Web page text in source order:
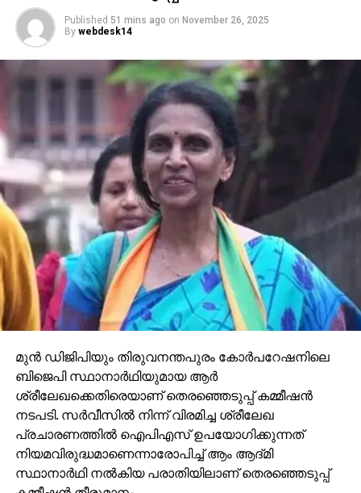
Published 51 mins ago on November 26, 2025
By webdesk14
മുൻ ഡിജിപിയും തിരുവനന്തപുരം കോർപറേഷനിലെ
ബിജെപി സ്ഥാനാർഥിയുമായ ആർ
ശ്രീലേഖക്കെതിരെയാണ് തെരഞ്ഞെടുപ്പ് കമ്മീഷൻ
നടപടി. സർവീസിൽ നിന്ന് വിരമിച്ച ശ്രീലേഖ
പ്രചാരണത്തിൽ ഐപിഎസ് ഉപയോഗിക്കുന്നത്
നിയമവിരുദ്ധമാണെന്നാരോപിച്ച് ആം ആദ്മി
സ്ഥാനാർഥി നൽകിയ പരാതിയിലാണ് തെരഞ്ഞെടുപ്പ്